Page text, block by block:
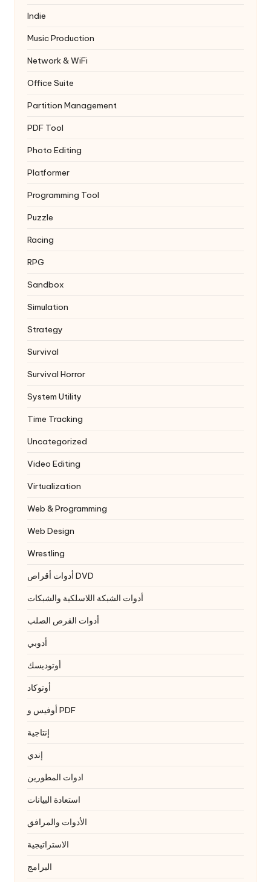
Indie
Music Production
Network & WiFi
Office Suite
Partition Management
PDF Tool
Photo Editing
Platformer
Programming Tool
Puzzle
Racing
RPG
Sandbox
Simulation
Strategy
Survival
Survival Horror
System Utility
Time Tracking
Uncategorized
Video Editing
Virtualization
Web & Programming
Web Design
Wrestling
أدوات أقراص DVD
أدوات الشبكة اللاسلكية والشبكات
أدوات القرص الصلب
أدوبي
أوتوديسك
أوتوكاد
أوفيس و PDF
إنتاجية
إندي
ادوات المطورين
استعادة البيانات
الأدوات والمرافق
الاستراتيجية
البرامج